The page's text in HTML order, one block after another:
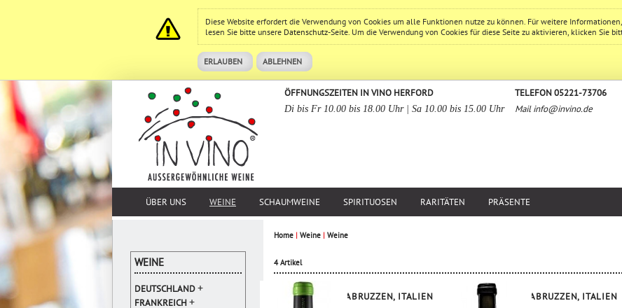
Diese Website erfordert die Verwendung von Cookies um alle Funktionen nutze zu können. Für weitere
lesen Sie bitte unsere Datenschutz-Seite. Um die Verwendung von Cookies für diese Seite zu aktivieren, klicken Sie
ERLAUBEN ABLEHNEN
ÖFFNUNGSZEITEN IN VINO HERFORD
Di bis Fr 10.00 bis 18.00 Uhr | Sa 10.00 bis 15.00 Uhr
TELEFON 05221-73706
Mailinfo@invino.de
ÜBER UNS WEINE SCHAUMWEINE SPIRITUOSEN RARITÄTEN PRÄSENTE
Home | Weine | Weine
4 Artikel
ABRUZZEN, ITALIEN ABRUZZEN, ITALIEN
WEINE
DEUTSCHLAND+
FRANKREICH+